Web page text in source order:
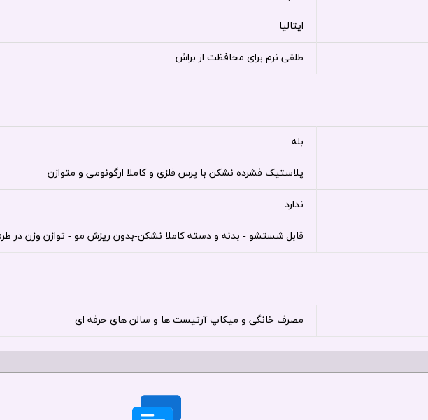
ایتالیا
طلقی نرم برای محافظت از براش
بله
پلاستیک فشرده نشکن با پرس فلزی و کاملا ارگونومی و متوازن
ندارد
قابل شستشو - بدنه و دسته کاملا نشکن-بدون ریزش مو - توازن وزن در
مصرف خانگی و میکاپ آرتیست ها و سالن های حرفه ای